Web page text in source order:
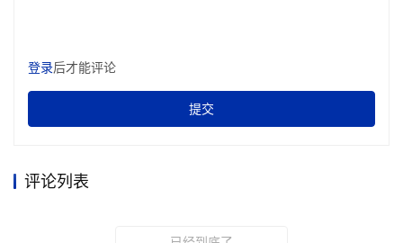
夸父、天工、天鹤等知名机器人企业的尖儿货齐聚一堂，打
造了震撼空前的机器人阵列，互动体验感满满，与会嘉宾现
场沉浸式感受未来智能生活的场景与魅力；此外，公开演讲
登录后才能评论
提交
评论列表